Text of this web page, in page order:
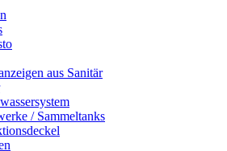
aus Sanitär
/ Sammeltanks